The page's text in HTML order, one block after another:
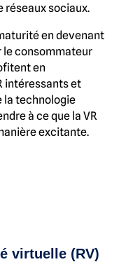
sociaux.
en devenant
le consommateur
en
intéressants et
la technologie
à ce que la VR
excitante.
virtuelle (RV)